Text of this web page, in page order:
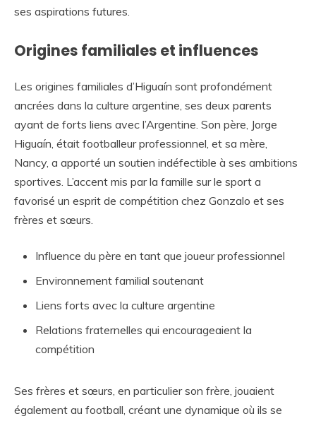
ses aspirations futures.
Origines familiales et influences
Les origines familiales d’Higuaín sont profondément
ancrées dans la culture argentine, ses deux parents
ayant de forts liens avec l’Argentine. Son père, Jorge
Higuaín, était footballeur professionnel, et sa mère,
Nancy, a apporté un soutien indéfectible à ses ambitions
sportives. L’accent mis par la famille sur le sport a
favorisé un esprit de compétition chez Gonzalo et ses
frères et sœurs.
Influence du père en tant que joueur professionnel
Environnement familial soutenant
Liens forts avec la culture argentine
Relations fraternelles qui encourageaient la
compétition
Ses frères et sœurs, en particulier son frère, jouaient
également au football, créant une dynamique où ils se